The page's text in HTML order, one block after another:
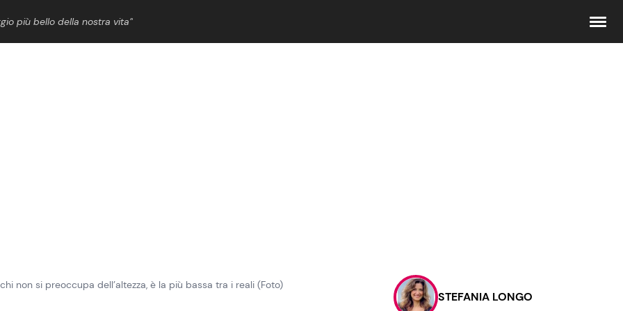
più bello della nostra vita”
Contattaci
Pubblicità
non si preoccupa dell’altezza, è la più bassa tra i reali (Foto)
STEFANIA LONGO